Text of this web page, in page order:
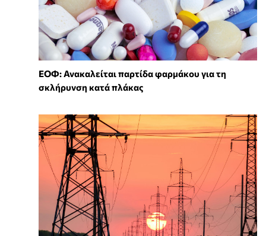
ΕΟΦ: Ανακαλείται παρτίδα φαρμάκου για τη
σκλήρυνση κατά πλάκας